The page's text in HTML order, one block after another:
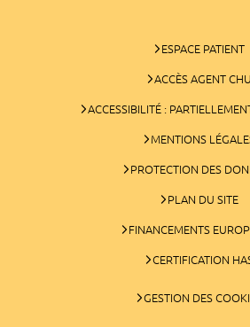
ESPACE PATIENT
ACCÈS AGENT CHU
ACCESSIBILITÉ :
MENTIONS
PROTECTION DES
PLAN DU SITE
FINANCEMENTS
CERTIFICATION
GESTION DES